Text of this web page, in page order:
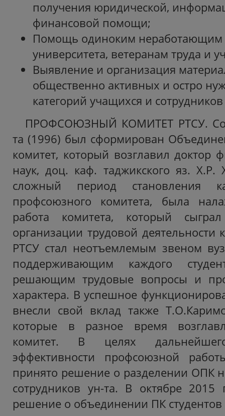
получения юридической,
финансовой помощи;
Помощь одиноким неработающим
университета, ветеранам труда и
Выявление и организация
общественно активных и остро
категорий учащихся и
ПРОФСОЮЗНЫЙ КОМИТЕТ РТСУ. Со
та (1996) был сформирован
комитет, который возглавил доктор
наук, доц. каф. таджикского яз. Х.Р.
сложный период становления
профсоюзного комитета, была
работа комитета, который
организации трудовой деятельности
РТСУ стал неотъемлемым звеном
поддерживающим каждого
решающим трудовые вопросы и
характера. В успешное
внесли свой вклад также
которые в разное время
комитет. В целях
эффективности профсоюзной
принято решение о разделении ОПК
сотрудников ун-та. В октябре
решение о объединении ПК